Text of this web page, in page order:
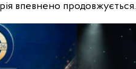
впевнено продовжується.